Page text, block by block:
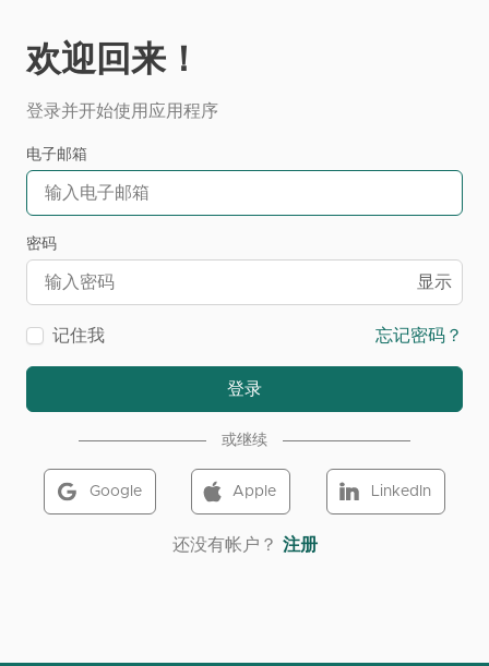
欢迎回来！
登录并开始使用应用程序
电子邮箱
密码
显示
记住我 忘记密码？
登录
或继续
Google Apple LinkedIn
‌还没有帐户？ 注册